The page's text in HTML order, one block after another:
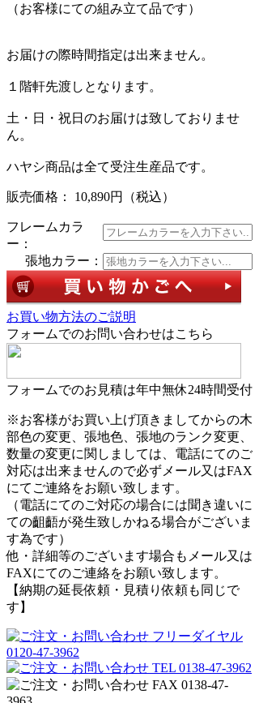
（お客様にての組み立て品です）
お届けの際時間指定は出来ません。
１階軒先渡しとなります。
土・日・祝日のお届けは致しておりませ
ん。
ハヤシ商品は全て受注生産品です。
販売価格： 10,890円 （税込）
フレームカラ
ー：
張地カラー：
お買い物方法のご説明
フォームでのお問い合わせはこちら
フォームでのお見積は年中無休24時間受付
※お客様がお買い上げ頂きましてからの木
部色の変更、張地色、張地のランク変更、
数量の変更に関しましては、電話にてのご
対応は出来ませんので必ずメール又はFAX
にてご連絡をお願い致します。
（電話にてのご対応の場合には聞き違いに
ての齟齬が発生致しかねる場合がございま
す為です）
他・詳細等のございます場合もメール又は
FAXにてのご連絡をお願い致します。
【納期の延長依頼・見積り依頼も同じで
す】